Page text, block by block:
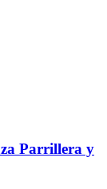
Parrillera y